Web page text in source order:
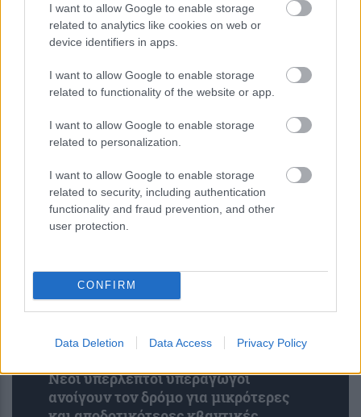
I want to allow Google to enable storage
related to analytics like cookies on web or
device identifiers in apps.
I want to allow Google to enable storage
related to functionality of the website or app.
I want to allow Google to enable storage
related to personalization.
I want to allow Google to enable storage
related to security, including authentication
functionality and fraud prevention, and other
user protection.
CONFIRM
Data Deletion Data Access Privacy Policy
Τρεις πλατφόρμες phishing
παρακάμπτουν το MFA και στοχεύουν
λογαριασμούς Microsoft 365
Νέοι υπέρλεπτοι υπεραγωγοί
ανοίγουν τον δρόμο για μικρότερες